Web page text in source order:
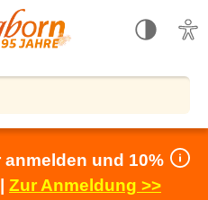
und 10%
Zur Anmeldung >>